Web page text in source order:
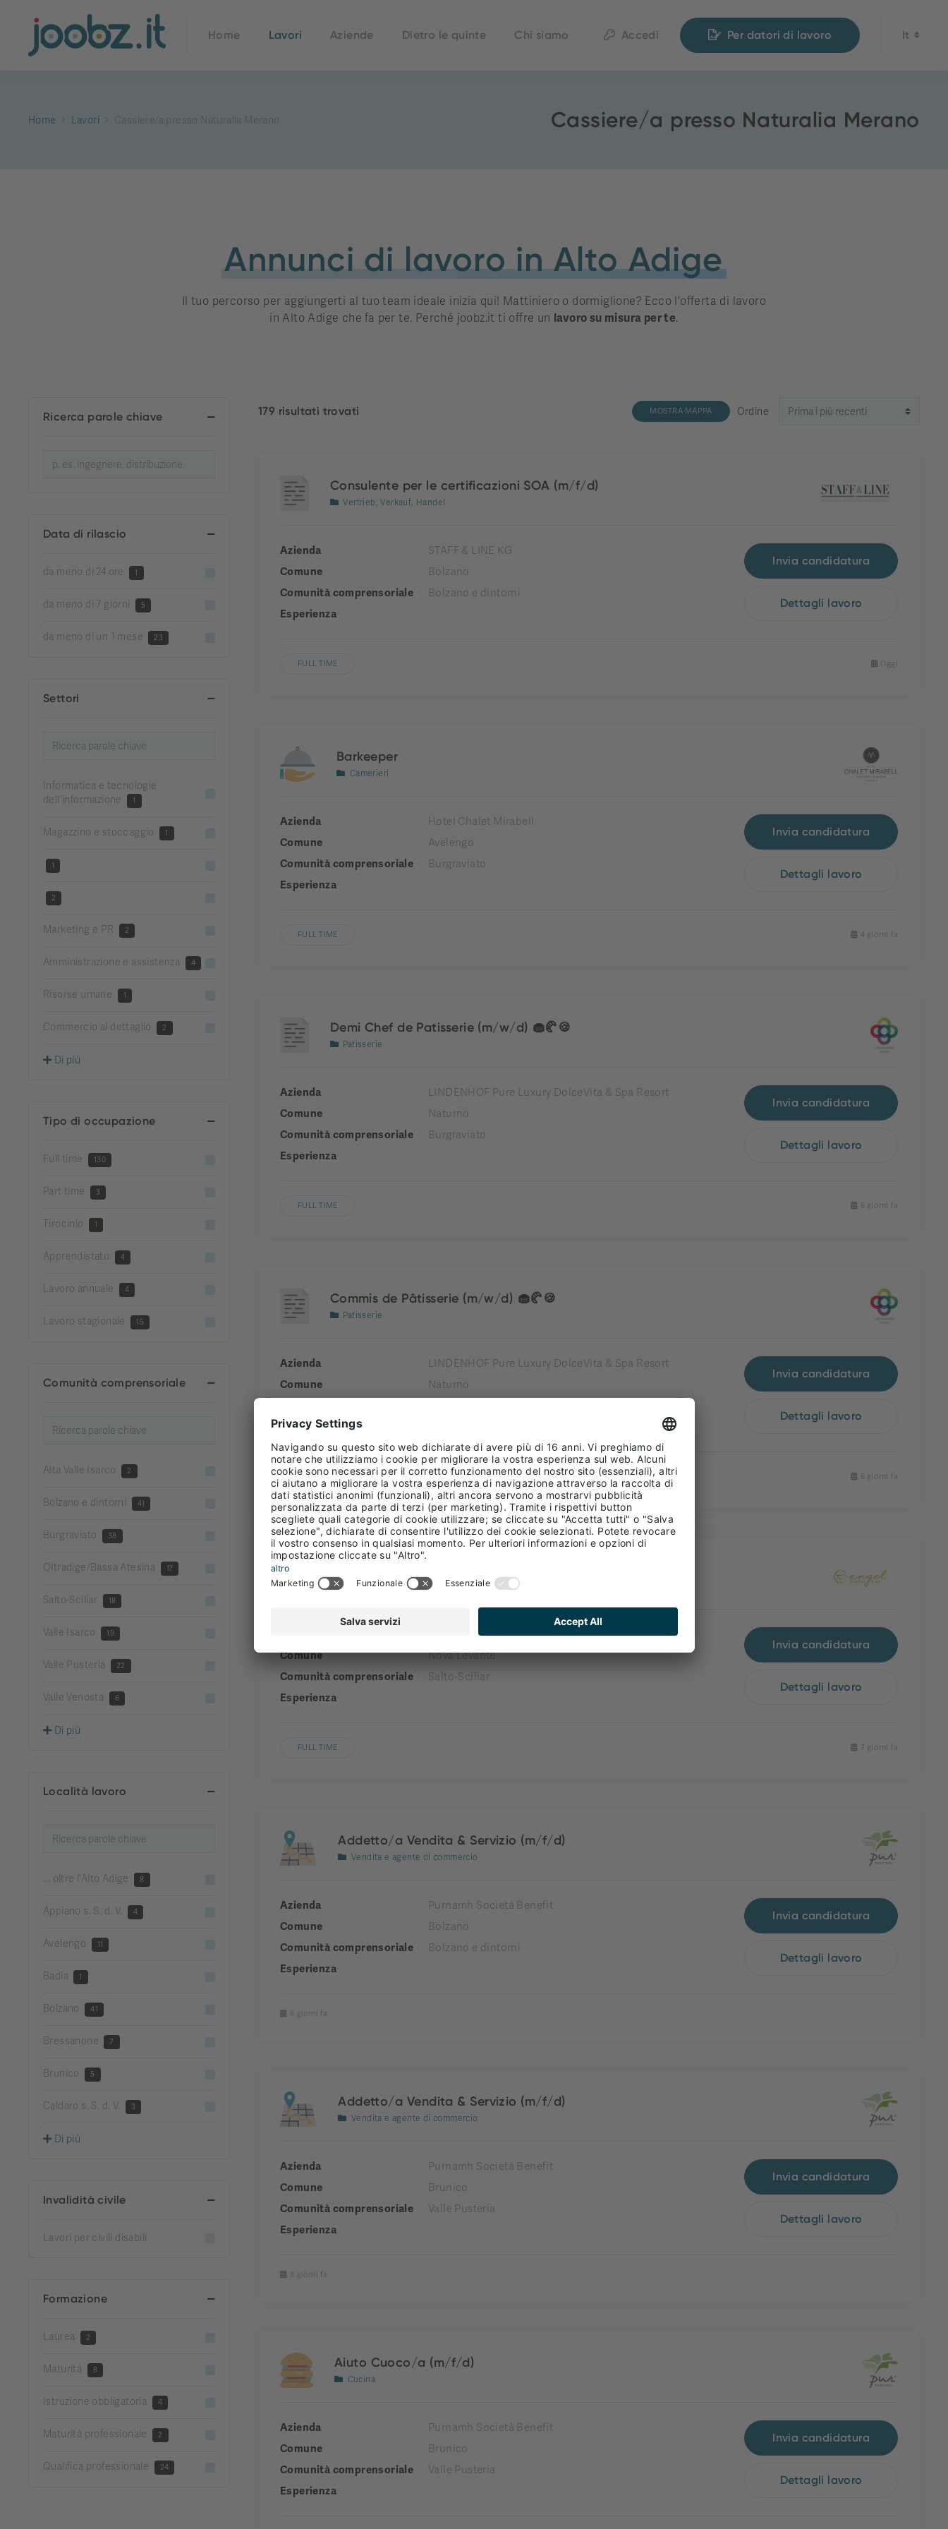
Home Lavori Aziende Dietro le quinte Chi siamo Accedi Per datori di lavoro It
Home Lavori Cassiere/a presso Naturalia Merano Cassiere/a presso Naturalia Merano
Annunci di lavoro in Alto Adige
Il tuo percorso per aggiungerti al tuo team ideale inizia qui! Mattiniero o dormiglione? Ecco l'offerta di lavoro
in Alto Adige che fa per te. Perché joobz.it ti offre un lavoro su misura per te.
Ricerca parole chiave
Data di rilascio
da meno di 24 ore 1
da meno di 7 giorni 5
da meno di un 1 mese 23
Settori
Informatica e tecnologie
dell'informazione
1
Magazzino e stoccaggio 1
1
2
Marketing e PR 2
Amministrazione e assistenza 4
Risorse umane 1
Commercio al dettaglio 2
Di più
Tipo di occupazione
Full time 130
Part time 3
Tirocinio 1
Apprendistato 4
Lavoro annuale 4
Lavoro stagionale 15
Comunità comprensoriale
Alta Valle Isarco 2
Bolzano e dintorni 41
Burgraviato 38
Oltradige/Bassa Atesina 17
Salto-Sciliar 18
Valle Isarco 19
Valle Pusteria 22
Valle Venosta 6
Di più
Località lavoro
... oltre l'Alto Adige 8
Appiano s. S. d. V. 4
Avelengo 11
Badia 1
Bolzano 41
Bressanone 7
Brunico 5
Caldaro s. S. d. V. 3
Di più
Invalidità civile
Lavori per civili disabili
Formazione
Laurea 2
Maturità 8
Istruzione obbligatoria 4
Maturità professionale 2
Qualifica professionale 24
179 risultati trovati MOSTRA MAPPA Ordine
Consulente per le certificazioni SOA (m/f/d)
Vertrieb, Verkauf, Handel
Azienda
STAFF & LINE KG
Comune
Bolzano
Comunità comprensoriale
Bolzano e dintorni
Esperienza
Invia candidatura
Dettagli lavoro
FULL TIME Oggi
Barkeeper
Camerieri
Azienda
Hotel Chalet Mirabell
Comune
Avelengo
Comunità comprensoriale
Burgraviato
Esperienza
Invia candidatura
Dettagli lavoro
FULL TIME 4 giorni fa
Demi Chef de Patisserie (m/w/d) 🧁🥐🍪
Patisserie
Azienda
LINDENHOF Pure Luxury DolceVita & Spa Resort
Comune
Naturno
Comunità comprensoriale
Burgraviato
Esperienza
Invia candidatura
Dettagli lavoro
FULL TIME 6 giorni fa
Commis de Pâtisserie (m/w/d) 🧁🥐🍪
Patisserie
Azienda
LINDENHOF Pure Luxury DolceVita & Spa Resort
Comune
Naturno
Esperienza
Invia candidatura
Dettagli lavoro
FULL TIME 6 giorni fa
Reception
engel gourmet&spa
Comune
Nova Levante
Comunità comprensoriale
Salto-Sciliar
Esperienza
Invia candidatura
Dettagli lavoro
FULL TIME 7 giorni fa
Addetto/a Vendita & Servizio (m/f/d)
Vendita e agente di commercio
Azienda
Purnamh Società Benefit
Comune
Bolzano
Comunità comprensoriale
Bolzano e dintorni
Esperienza
Invia candidatura
Dettagli lavoro
8 giorni fa
Addetto/a Vendita & Servizio (m/f/d)
Vendita e agente di commercio
Azienda
Purnamh Società Benefit
Comune
Brunico
Comunità comprensoriale
Valle Pusteria
Esperienza
Invia candidatura
Dettagli lavoro
8 giorni fa
Aiuto Cuoco/a (m/f/d)
Cucina
Azienda
Purnamh Società Benefit
Comune
Brunico
Comunità comprensoriale
Valle Pusteria
Esperienza
Invia candidatura
Dettagli lavoro